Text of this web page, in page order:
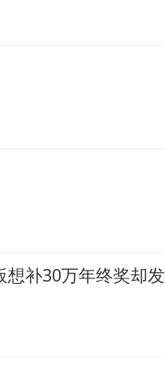
想补30万年终奖却发